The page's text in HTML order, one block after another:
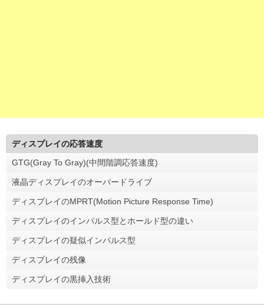
ディスプレイの応答速度
GTG(Gray To Gray)(中間階調応答速度)
液晶ディスプレイのオーバードライブ
ディスプレイのMPRT(Motion Picture Response Time)
ディスプレイのインパルス型とホールド型の違い
ディスプレイの疑似インパルス型
ディスプレイの残像
ディスプレイの黒挿入技術